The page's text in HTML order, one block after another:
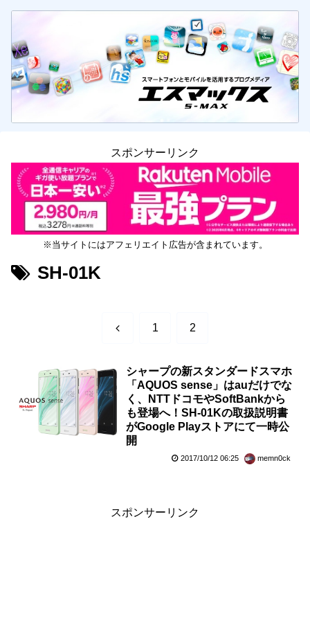
スポンサーリンク
※当サイトにはアフェリエイト広告が含まれています。
SH-01K
前 1 2
シャープの新スタンダードスマホ
「AQUOS sense」はauだけでな
く、NTTドコモやSoftBankから
も登場へ！SH-01Kの取扱説明書
がGoogle Playストアにて一時公
開
2017/10/12 06:25 memn0ck
スポンサーリンク